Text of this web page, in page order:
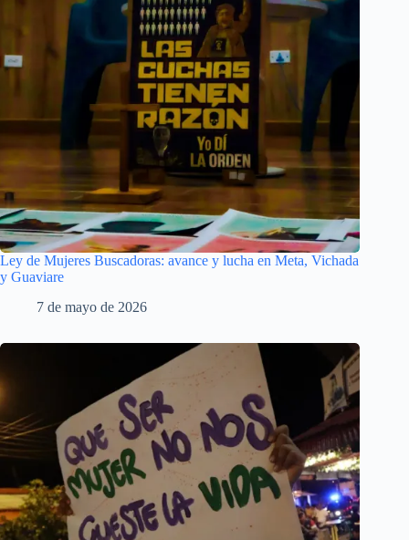
Ley de Mujeres Buscadoras: avance y lucha en Meta, Vichada
y Guaviare
7 de mayo de 2026